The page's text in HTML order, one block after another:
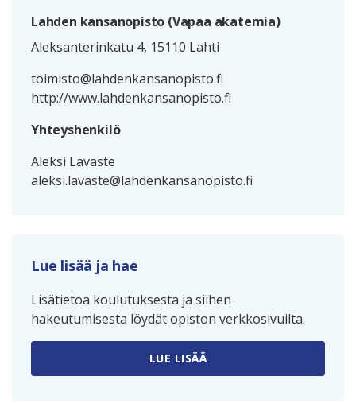
Lahden kansanopisto (Vapaa akatemia)
Aleksanterinkatu 4, 15110 Lahti
toimisto@lahdenkansanopisto.fi
http://www.lahdenkansanopisto.fi
Yhteyshenkilö
Aleksi Lavaste
aleksi.lavaste@lahdenkansanopisto.fi
Lue lisää ja hae
Lisätietoa koulutuksesta ja siihen
hakeutumisesta löydät opiston verkkosivuilta.
LUE LISÄÄ